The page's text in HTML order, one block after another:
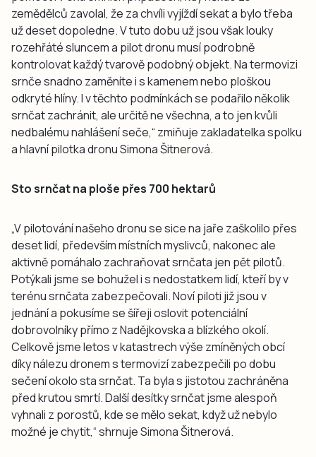
zemědělců zavolal, že za chvíli vyjíždí sekat a bylo třeba
už deset dopoledne. V tuto dobu už jsou však louky
rozehřáté sluncem a pilot dronu musí podrobně
kontrolovat každý tvarově podobný objekt. Na termovizi
srnče snadno zaměníte i s kamenem nebo ploškou
odkryté hlíny. I v těchto podmínkách se podařilo několik
srnčat zachránit, ale určitě ne všechna, a to jen kvůli
nedbalému nahlášení seče,“ zmiňuje zakladatelka spolku
a hlavní pilotka dronu Simona Šitnerová.
Sto srnčat na ploše přes 700 hektarů
„V pilotování našeho dronu se sice na jaře zaškolilo přes
deset lidí, především místních myslivců, nakonec ale
aktivně pomáhalo zachraňovat srnčata jen pět pilotů.
Potýkali jsme se bohužel i s nedostatkem lidí, kteří by v
terénu srnčata zabezpečovali. Noví piloti již jsou v
jednání a pokusíme se šířeji oslovit potenciální
dobrovolníky přímo z Nadějkovska a blízkého okolí.
Celkově jsme letos v katastrech výše zmíněných obcí
díky nálezu dronem s termovizí zabezpečili po dobu
sečení okolo sta srnčat. Ta byla s jistotou zachráněna
před krutou smrtí. Další desítky srnčat jsme alespoň
vyhnali z porostů, kde se mělo sekat, když už nebylo
možné je chytit,“ shrnuje Simona Šitnerová.